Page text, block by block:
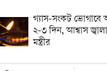
গ্যাস-সংকট
২-৩ দিন, আশ্বাস
মন্ত্রীর